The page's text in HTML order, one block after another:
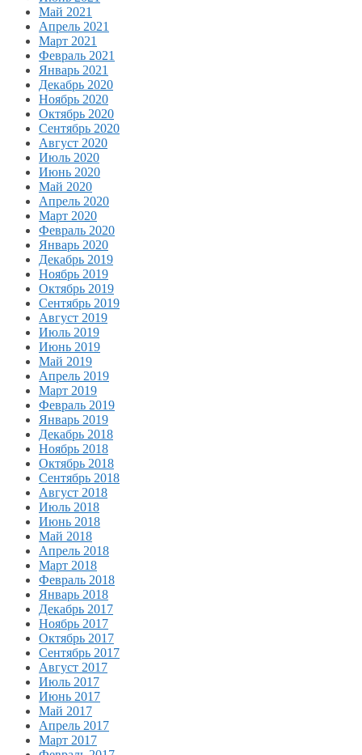
Май 2021
Апрель 2021
Март 2021
Февраль 2021
Январь 2021
Декабрь 2020
Ноябрь 2020
Октябрь 2020
Сентябрь 2020
Август 2020
Июль 2020
Июнь 2020
Май 2020
Апрель 2020
Март 2020
Февраль 2020
Январь 2020
Декабрь 2019
Ноябрь 2019
Октябрь 2019
Сентябрь 2019
Август 2019
Июль 2019
Июнь 2019
Май 2019
Апрель 2019
Март 2019
Февраль 2019
Январь 2019
Декабрь 2018
Ноябрь 2018
Октябрь 2018
Сентябрь 2018
Август 2018
Июль 2018
Июнь 2018
Май 2018
Апрель 2018
Март 2018
Февраль 2018
Январь 2018
Декабрь 2017
Ноябрь 2017
Октябрь 2017
Сентябрь 2017
Август 2017
Июль 2017
Июнь 2017
Май 2017
Апрель 2017
Март 2017